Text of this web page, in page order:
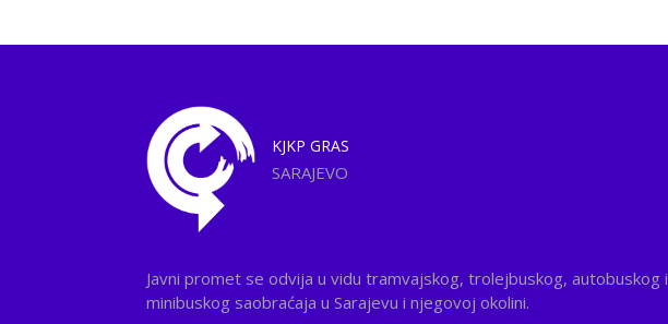
KJKP GRAS
SARAJEVO
Javni promet se odvija u vidu tramvajskog, trolejbuskog, autobuskog i
minibuskog saobraćaja u Sarajevu i njegovoj okolini.